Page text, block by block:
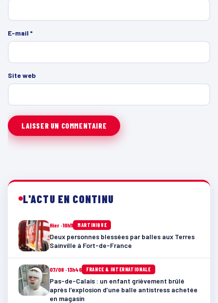
E-mail *
Site web
L'ACTU EN CONTINU
Hier · 10h11 MARTINIQUE
Deux personnes blessées par balles aux Terres
Sainville à Fort-de-France
07/08 · 13h46 FRANCE & INTERNATIONALE
Pas-de-Calais : un enfant grièvement brûlé
après l’explosion d’une balle antistress achetée
en magasin